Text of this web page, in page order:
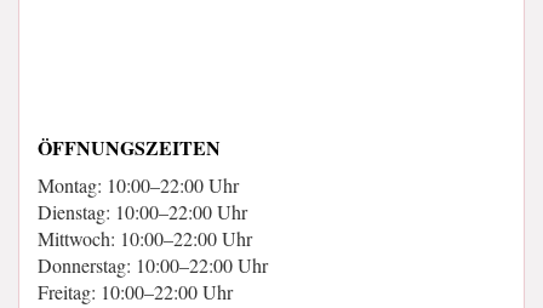
ÖFFNUNGSZEITEN
Montag: 10:00–22:00 Uhr
Dienstag: 10:00–22:00 Uhr
Mittwoch: 10:00–22:00 Uhr
Donnerstag: 10:00–22:00 Uhr
Freitag: 10:00–22:00 Uhr